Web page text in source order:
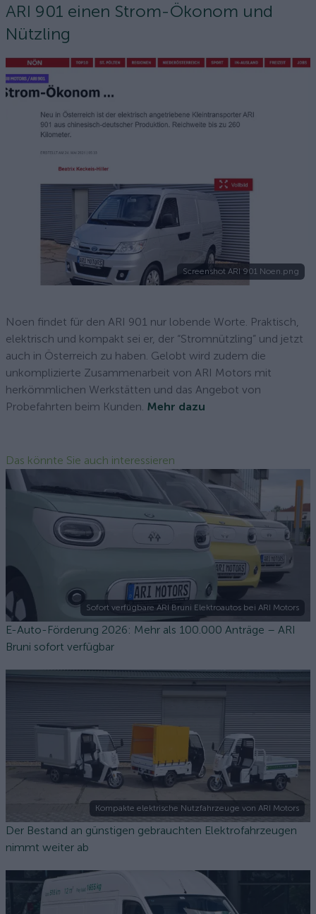
ARI 901 einen Strom-Ökonom und
Nützling
Screenshot ARI 901 Noen.png
Noen findet für den ARI 901 nur lobende Worte. Praktisch,
elektrisch und kompakt sei er, der “Stromnützling” und jetzt
auch in Österreich zu haben. Gelobt wird zudem die
unkomplizierte Zusammenarbeit von ARI Motors mit
herkömmlichen Werkstätten und das Angebot von
Probefahrten beim Kunden. Mehr dazu
Das könnte Sie auch interessieren
Sofort verfügbare ARI Bruni Elektroautos bei ARI Motors
E-Auto-Förderung 2026: Mehr als 100.000 Anträge – ARI
Bruni sofort verfügbar
Kompakte elektrische Nutzfahrzeuge von ARI Motors
Der Bestand an günstigen gebrauchten Elektrofahrzeugen
nimmt weiter ab